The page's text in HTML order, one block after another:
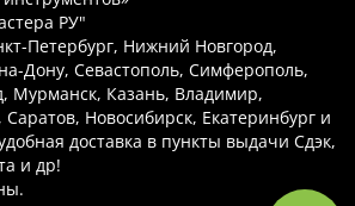
РУ"
Петербург, Нижний Новгород,
Дону, Севастополь, Симферополь,
Мурманск, Казань, Владимир,
Новосибирск, Екатеринбург и
доставка в пункты выдачи Сдэк,
и др!